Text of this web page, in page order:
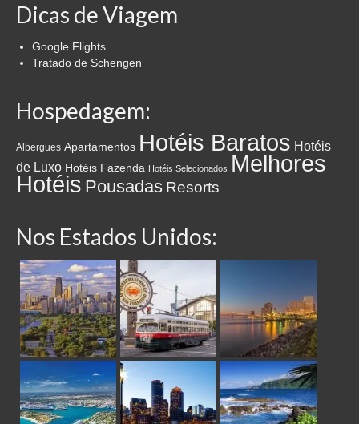
Dicas de Viagem
Google Flights
Tratado de Schengen
Hospedagem:
Albergues Apartamentos Hotéis Baratos Hotéis
de Luxo Hotéis Fazenda Hotéis Selecionados Melhores
Hotéis Pousadas Resorts
Nos Estados Unidos: